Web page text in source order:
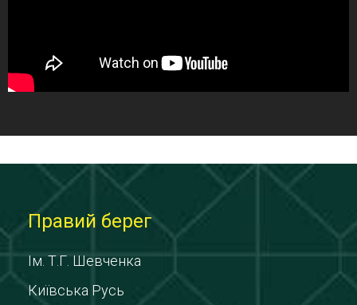
Правий берег
Ім. Т.Г. Шевченка
Київська Русь